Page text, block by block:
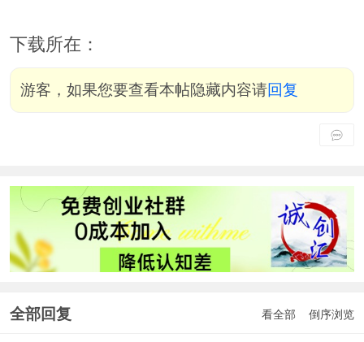
下载所在：
游客，如果您要查看本帖隐藏内容请回复
全部回复 看全部 倒序浏览